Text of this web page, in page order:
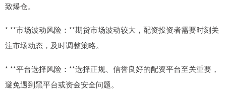
致爆仓。
* **市场波动风险：**期货市场波动较大，配资投资者需要时刻关
注市场动态，及时调整策略。
* **平台选择风险：**选择正规、信誉良好的配资平台至关重要，
避免遇到黑平台或资金安全问题。